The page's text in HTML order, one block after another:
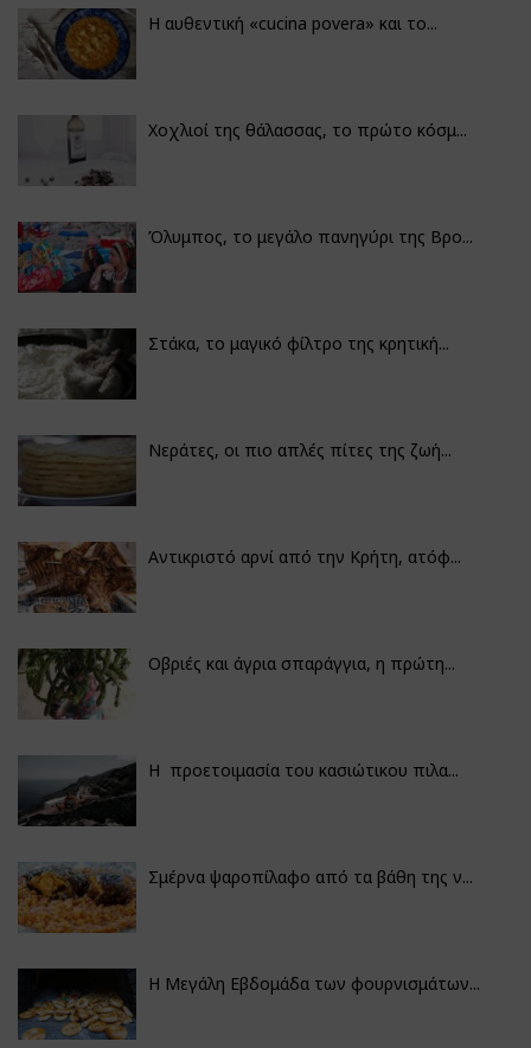
Η αυθεντική «cucina povera» και το...
Χοχλιοί της θάλασσας, το πρώτο κόσμ...
Όλυμπος, το μεγάλο πανηγύρι της Βρο...
Στάκα, το μαγικό φίλτρο της κρητική...
Νεράτες, οι πιο απλές πίτες της ζωή...
Αντικριστό αρνί από την Κρήτη, ατόφ...
Οβριές και άγρια σπαράγγια, η πρώτη...
Η προετοιμασία του κασιώτικου πιλα...
Σμέρνα ψαροπίλαφο από τα βάθη της ν...
Η Μεγάλη Εβδομάδα των φουρνισμάτων...